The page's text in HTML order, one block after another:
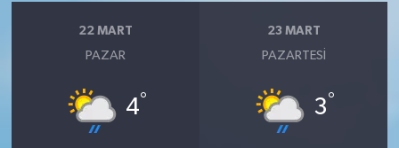
22 MART
PAZAR
4°
23 MART
PAZARTESI
3°